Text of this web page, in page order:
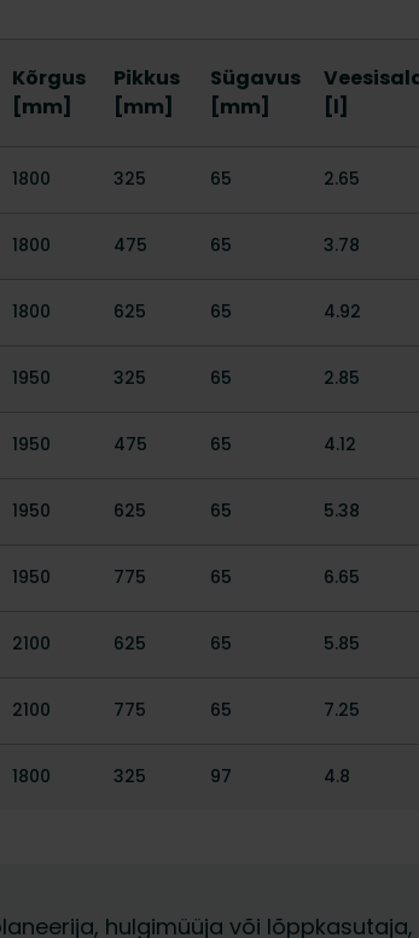
Kõrgus
[mm]
Pikkus
[mm]
Sügavus
[mm]
[l]
1800 325 65 2.65
1800 475 65 3.78
1800 625 65 4.92
1950 325 65 2.85
1950 475 65 4.12
1950 625 65 5.38
1950 775 65 6.65
2100 625 65 5.85
2100 775 65 7.25
1800 325 97 4.8
hulgimüüja või